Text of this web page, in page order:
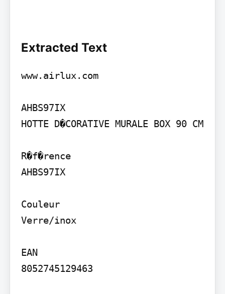
Extracted Text
www.airlux.com
AHBS97IX
HOTTE D�CORATIVE MURALE BOX 90 CM
R�f�rence
AHBS97IX
Couleur
Verre/inox
EAN
8052745129463